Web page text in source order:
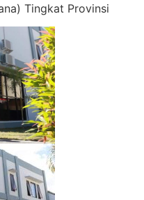
Tingkat Provinsi